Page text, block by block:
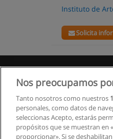
Instituto de
Solicita
Nos preocupamos
Tanto nosotros como nuestros
personales, como datos de
seleccionas Acepto, estarás
propósitos que se muestran en
proporcionar». Si se